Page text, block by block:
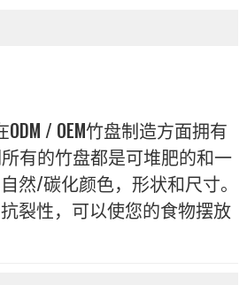
ODM / OEM竹盘制造方面拥有
有的竹盘都是可堆肥的和一
然/碳化颜色，形状和尺寸。
裂性，可以使您的食物摆放